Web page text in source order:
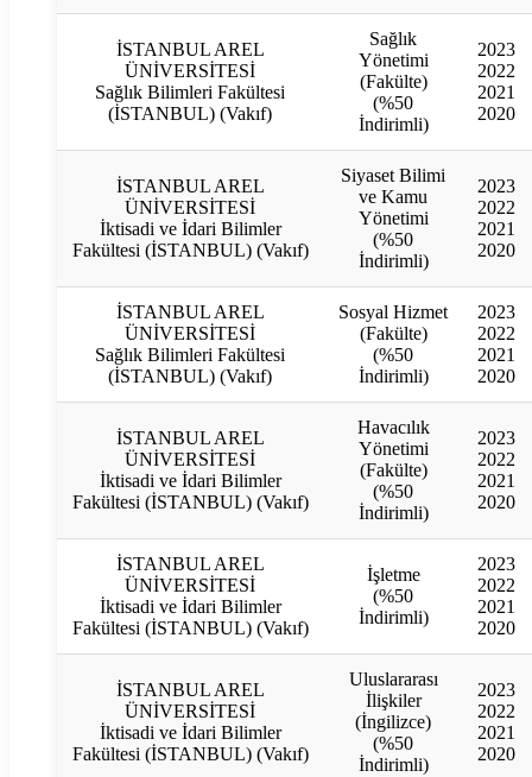
İSTANBUL AREL
ÜNİVERSİTESİ
Sağlık Bilimleri Fakültesi
(İSTANBUL) (Vakıf)
Sağlık
Yönetimi
(Fakülte)
(%50
İndirimli)
2023
2022
2021
2020
İSTANBUL AREL
ÜNİVERSİTESİ
İktisadi ve İdari Bilimler
Fakültesi (İSTANBUL) (Vakıf)
Siyaset Bilimi
ve Kamu
Yönetimi
(%50
İndirimli)
2023
2022
2021
2020
İSTANBUL AREL
ÜNİVERSİTESİ
Sağlık Bilimleri Fakültesi
(İSTANBUL) (Vakıf)
Sosyal Hizmet
(Fakülte)
(%50
İndirimli)
2023
2022
2021
2020
İSTANBUL AREL
ÜNİVERSİTESİ
İktisadi ve İdari Bilimler
Fakültesi (İSTANBUL) (Vakıf)
Havacılık
Yönetimi
(Fakülte)
(%50
İndirimli)
2023
2022
2021
2020
İSTANBUL AREL
ÜNİVERSİTESİ
İktisadi ve İdari Bilimler
Fakültesi (İSTANBUL) (Vakıf)
İşletme
(%50
İndirimli)
2023
2022
2021
2020
İSTANBUL AREL
ÜNİVERSİTESİ
İktisadi ve İdari Bilimler
Fakültesi (İSTANBUL) (Vakıf)
Uluslararası
İlişkiler
(İngilizce)
(%50
İndirimli)
2023
2022
2021
2020